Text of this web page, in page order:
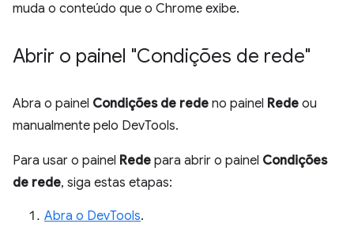
muda o conteúdo que o Chrome exibe.
Abrir o painel "Condições de rede"
Abra o painel Condições de rede no painel Rede ou
manualmente pelo DevTools.
Para usar o painel Rede para abrir o painel Condições
de rede, siga estas etapas:
Abra o DevTools.